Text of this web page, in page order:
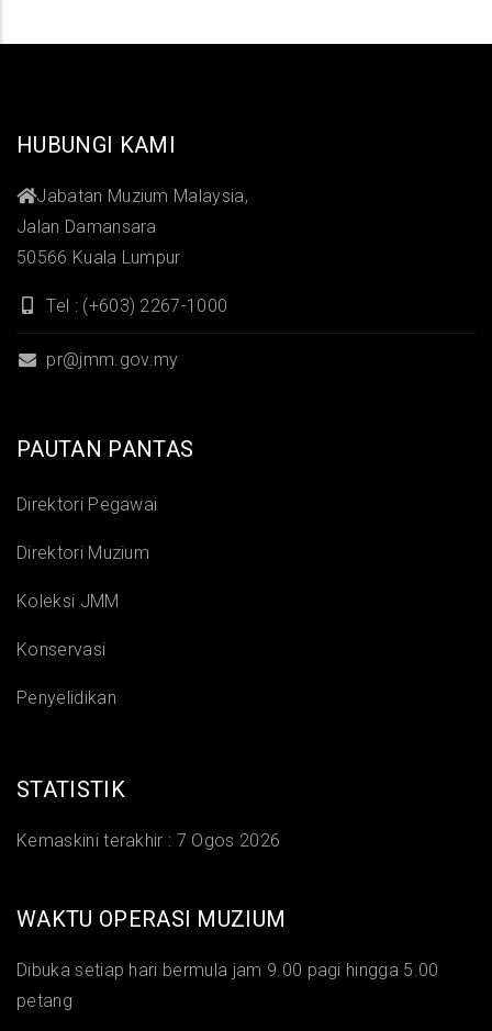
HUBUNGI KAMI
Jabatan Muzium Malaysia,
Jalan Damansara
50566 Kuala Lumpur
Tel : (+603) 2267-1000
pr@jmm.gov.my
PAUTAN PANTAS
Direktori Pegawai
Direktori Muzium
Koleksi JMM
Konservasi
Penyelidikan
STATISTIK
Kemaskini terakhir : 7 Ogos 2026
WAKTU OPERASI MUZIUM
Dibuka setiap hari bermula jam 9.00 pagi hingga 5.00
petang